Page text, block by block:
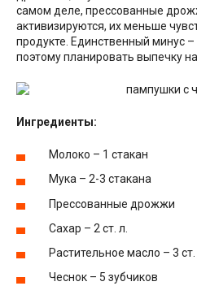
самом деле, прессованные
активизируются, их меньше
продукте. Единственный минус –
поэтому планировать выпечку
Ингредиенты:
Молоко – 1 стакан
Мука – 2-3 стакана
Прессованные дрожжи
Сахар – 2 ст. л.
Растительное масло – 3 ст.
Чеснок – 5 зубчиков